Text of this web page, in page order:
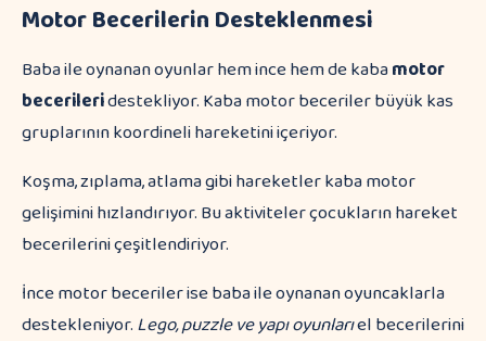
Motor Becerilerin Desteklenmesi
Baba ile oynanan oyunlar hem ince hem de kabamotor
becerileridestekliyor. Kaba motor beceriler büyük kas
gruplarının koordineli hareketini içeriyor.
Koşma, zıplama, atlama gibi hareketler kaba motor
gelişimini hızlandırıyor. Bu aktiviteler çocukların hareket
becerilerini çeşitlendiriyor.
İnce motor beceriler ise baba ile oynanan oyuncaklarla
destekleniyor.Lego, puzzle ve yapı oyunlarıel becerilerini